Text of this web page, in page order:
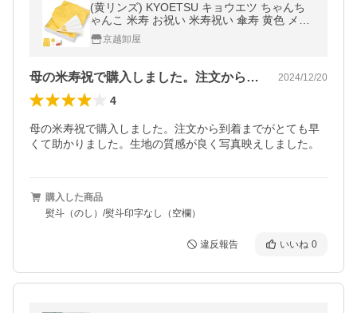
(黄リンズ) KYOETSU キョウエツ ちゃんち
ゃんこ 米寿 お祝い 米寿祝い 傘寿 黄色 メン
ズ レディース 3点セット(ちゃんちゃんこ、
頭巾、扇子) (rg)
京越卸屋
母の米寿祝で購入しました。注文から到着… 2024/12/20
4
母の米寿祝で購入しました。注文から到着までがとても早
くて助かりました。生地の質感が良く写真映えしました。
購入した商品
熨斗（のし）/熨斗印字なし（空欄）
違反報告 いいね 0